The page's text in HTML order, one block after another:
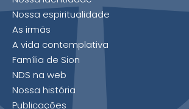
Nossa espiritualidade
As irmãs
A vida contemplativa
Família de Sion
NDS na web
Nossa história
Publicações